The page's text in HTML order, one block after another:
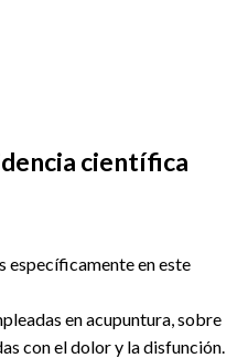
científica
específicamente en este
en acupuntura, sobre
con el dolor y la disfunción.